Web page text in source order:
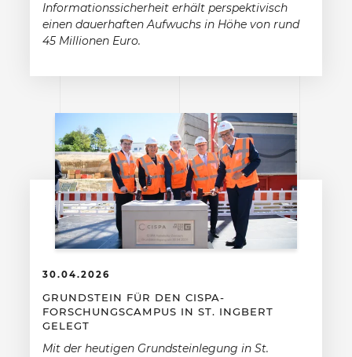
Informationssicherheit erhält perspektivisch
einen dauerhaften Aufwuchs in Höhe von rund
45 Millionen Euro.
30.04.2026
GRUNDSTEIN FÜR DEN CISPA-
FORSCHUNGSCAMPUS IN ST. INGBERT
GELEGT
Mit der heutigen Grundsteinlegung in St.